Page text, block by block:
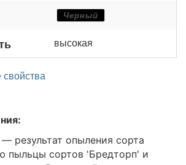
Черный
высокая
свойства
результат опыления сорта
пыльцы сортов 'Бредторп' и